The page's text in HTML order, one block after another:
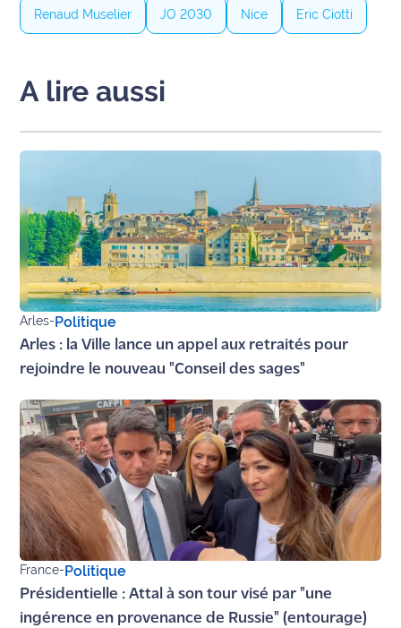
Ecouter
sommes
nous ?
Devenir
annonceur
Recrutement
Mention
légales
générales
d'utilisation du
site maritima.fr
Archives
Renaud Muselier JO 2030 Nice Eric Ciotti
A lire aussi
Arles-Politique
Arles : la Ville lance un appel aux retraités pour
rejoindre le nouveau "Conseil des sages"
France-Politique
Présidentielle : Attal à son tour visé par "une
ingérence en provenance de Russie" (entourage)